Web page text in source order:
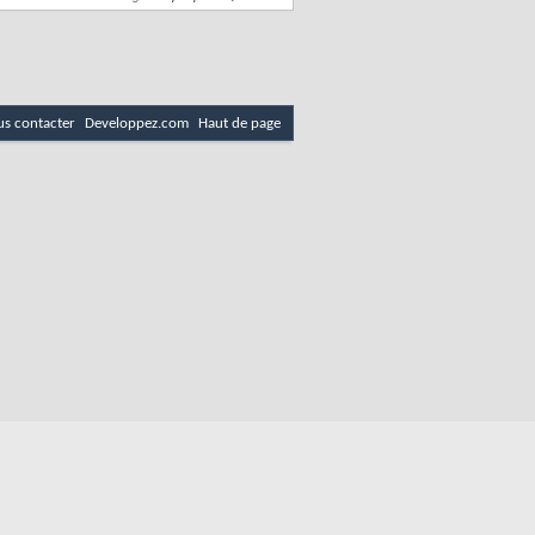
contacter Developpez.com Haut de page